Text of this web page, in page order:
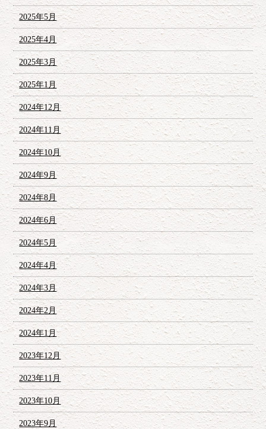
2025年5月
2025年4月
2025年3月
2025年1月
2024年12月
2024年11月
2024年10月
2024年9月
2024年8月
2024年6月
2024年5月
2024年4月
2024年3月
2024年2月
2024年1月
2023年12月
2023年11月
2023年10月
2023年9月